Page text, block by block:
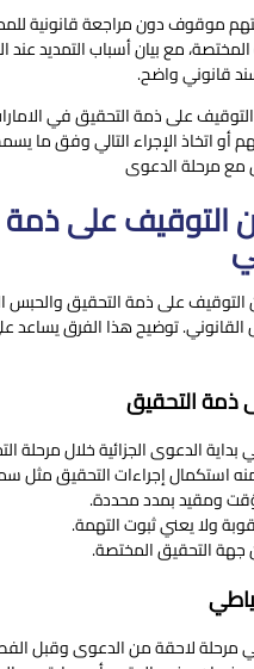
موقوف دون مراجعة قانونية
مع بيان أسباب التمديد عند
قانوني واضح.
على ذمة التحقيق في
أو اتخاذ الإجراء التالي وفق ما
مع مرحلة الدعوى
التوقيف على
التوقيف على ذمة التحقيق والحبس
القانوني. توضيح هذا الفرق يساعد
ذمة التحقيق
الدعوى الجزائية خلال مرحلة
استكمال إجراءات التحقيق مثل
ومقيد بمدد محددة.
ولا يعني ثبوت التهمة.
التحقيق المختصة.
مرحلة لاحقة من الدعوى وقبل